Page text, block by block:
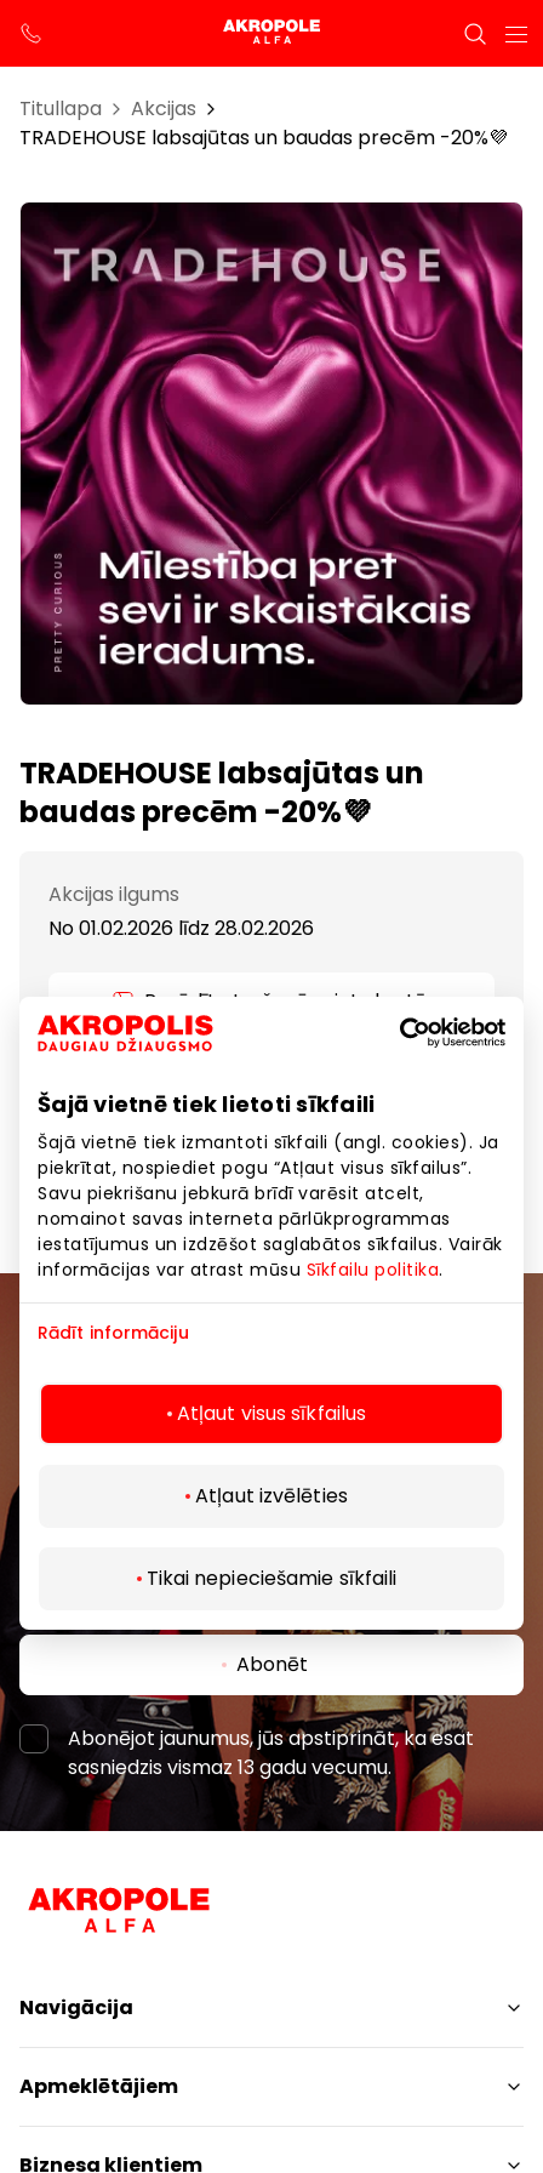
Šajā vietnē tiek lietoti sīkfaili
Šajā vietnē tiek izmantoti sīkfaili (angl. cookies). Ja
piekrītat, nospiediet pogu “Atļaut visus sīkfailus”.
Savu piekrišanu jebkurā brīdī varēsit atcelt,
nomainot savas interneta pārlūkprogrammas
iestatījumus un izdzēšot saglabātos sīkfailus. Vairāk
informācijas var atrast mūsu Sīkfailu politika.
Rādīt informāciju
Atļaut visus sīkfailus
Atļaut izvēlēties
Tikai nepieciešamie sīkfaili
Titullapa
Akcijas
TRADEHOUSE labsajūtas un baudas precēm -20%💜
TRADEHOUSE labsajūtas un
baudas precēm -20%💜
Akcijas ilgums
No 01.02.2026 līdz 28.02.2026
Parādīt atrašanās vietu kartē
Visu februāri –20% erotiskajām rotaļlietām un
baudas precēm.
Izvēlies īpašu dāvanu sev vai mīļotajam un padari
Valentīndienu neaizmirstamu! 💜✨
Pievienojieties mūsu kopienai
Uzzini pirmais par labākajiem piedāvājumiem,
pasākumiem un jaunāko informāciju iepirkšanās un
izklaides centros “AKROPOLE Alfa” un “AKROPOLE
Rīga”.
Abonēt
Abonējot jaunumus, jūs apstiprināt, ka esat
sasniedzis vismaz 13 gadu vecumu.
Navigācija
Iepirkšanās
Pakalpojumi
Izklaides
Apmeklētājiem
Centra plāns
Biznesa klientiem